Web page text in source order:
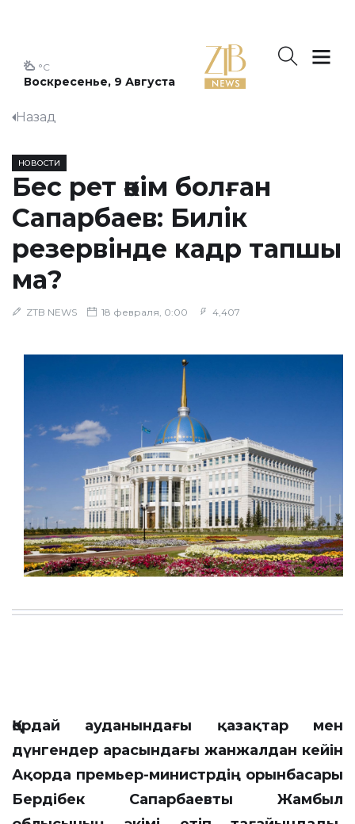
Воскресенье, 9 Августа
°C
Назад
НОВОСТИ
Бес рет әкім болған
Сапарбаев: Билік
резервінде кадр тапшы
ма?
ZTB NEWS 18 февраля, 0:00 4,407
Қордай ауданындағы қазақтар мен
дүнгендер арасындағы жанжалдан кейін
Ақорда премьер-министрдің орынбасары
Бердібек Сапарбаевты Жамбыл